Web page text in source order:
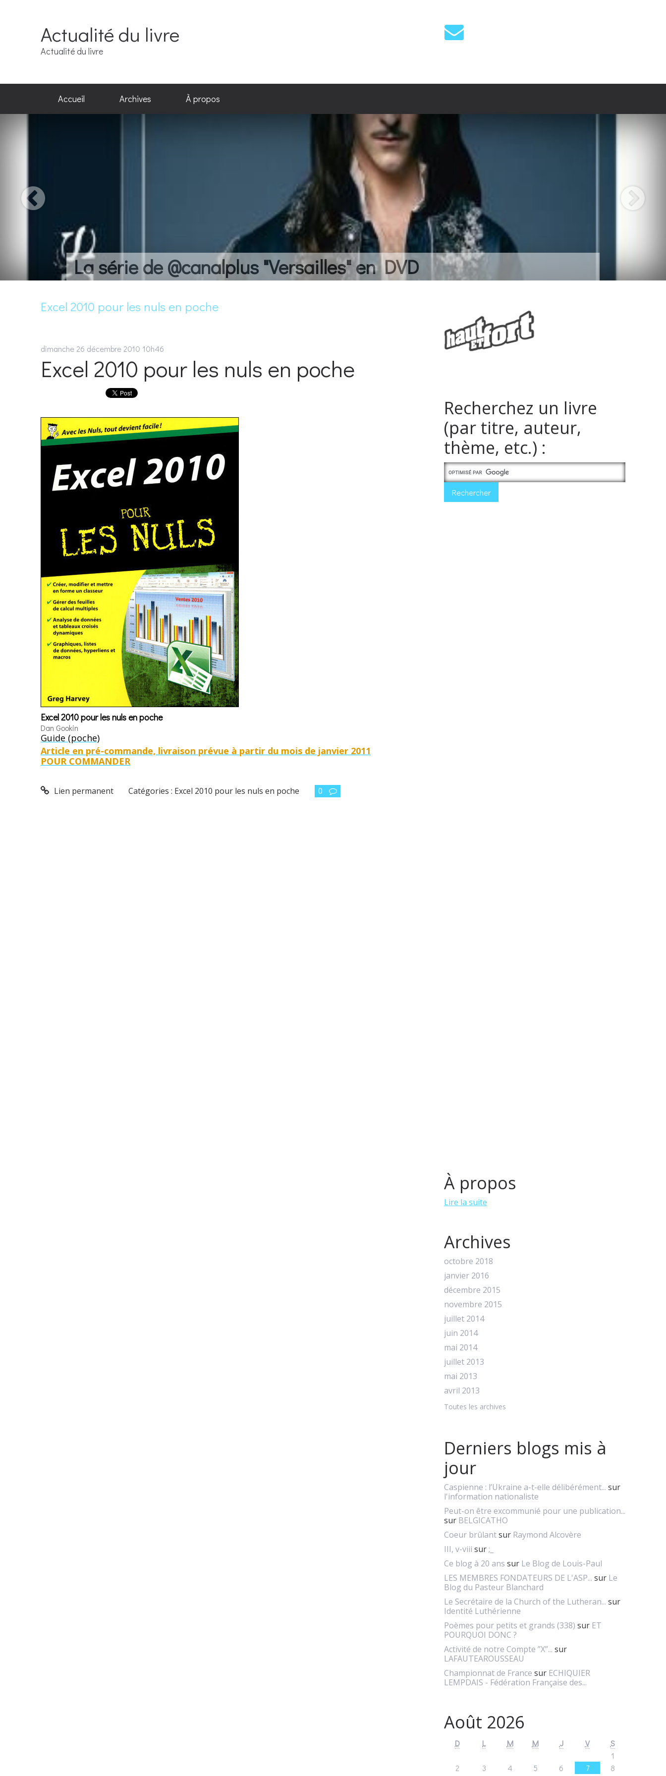
Actualité du livre
Actualité du livre
Accueil Archives À propos
La série de @canalplus "Versailles" en DVD
Excel 2010 pour les nuls en poche
dimanche 26 décembre 2010 10h46
Excel 2010 pour les nuls en poche
Excel 2010 pour les nuls en poche
Dan Gookin
Guide (poche)
Article en pré-commande, livraison prévue à partir du mois de janvier 2011
POUR COMMANDER
Lien permanent Catégories : Excel 2010 pour les nuls en poche 0
Recherchez un livre
(par titre, auteur,
thème, etc.) :
À propos
Lire la suite
Archives
octobre 2018
janvier 2016
décembre 2015
novembre 2015
juillet 2014
juin 2014
mai 2014
juillet 2013
mai 2013
avril 2013
Toutes les archives
Derniers blogs mis à
jour
Caspienne : l’Ukraine a-t-elle délibérément... sur
l'information nationaliste
Peut-on être excommunié pour une publication...
sur BELGICATHO
Coeur brûlantsur Raymond Alcovère
III, v-viii sur;_
Ce blog à 20 ans sur Le Blog de Louis-Paul
LES MEMBRES FONDATEURS DE L'ASP... sur Le
Blog du Pasteur Blanchard
Le Secrétaire de la Church of the Lutheran... sur
Identité Luthérienne
Poèmes pour petits et grands (338) sur ET
POURQUOI DONC ?
Activité de notre Compte ”X”... sur
LAFAUTEAROUSSEAU
Championnat de France sur ECHIQUIER
LEMPDAIS - Fédération Française des...
Août 2026
D L M M J V
S
1
2
3 4 5 6 7
8